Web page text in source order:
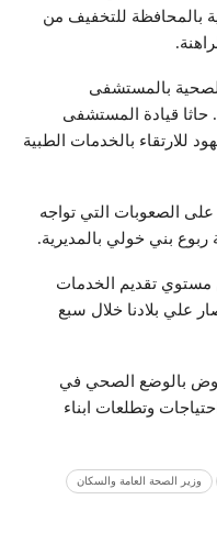
بالمحافظة للتخفيف من
الصحية بالمستشفى
حاثا قيادة المستشفى
للارتقاء بالخدمات الطبية
الصعوبات التي تواجه
بني خولي بالمديرية.
تقديم الخدمات
علي بلادنا خلال سبع
بالوضع الصحي في
وتطلعات ابناء
وزير الصحة العامة والسكان